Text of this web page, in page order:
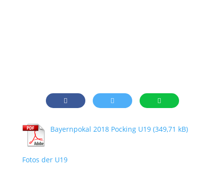
Bayernpokal 2018 Pocking U19
Fotos der U19